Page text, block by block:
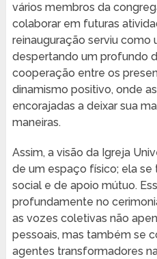
vários membros da
colaborar em futuras
reinauguração serviu como
despertando um profundo
cooperação entre os
dinamismo positivo, onde
encorajadas a deixar sua
maneiras.
Assim, a visão da Igreja
de um espaço físico; ela
social e de apoio mútuo.
profundamente no
as vozes coletivas não
pessoais, mas também se
agentes transformadores